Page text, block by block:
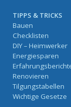
TIPPS & TRICKS
Bauen
Checklisten
DIY – Heimwerker
Energiesparen
Renovieren
Tilgungstabellen
Wichtige Gesetze